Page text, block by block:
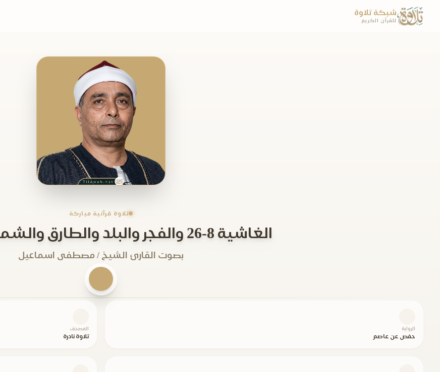
شبكة تلاوة
للقرآن الكريم
تلاوة قرآنية مباركة
الغاشية 8-26 والفجر والبلد والطارق والشمس والعلق
بصوت القارئ الشيخ / مصطفى اسماعيل
الرواية
حفص عن عاصم
المصحف
تلاوة نادرة